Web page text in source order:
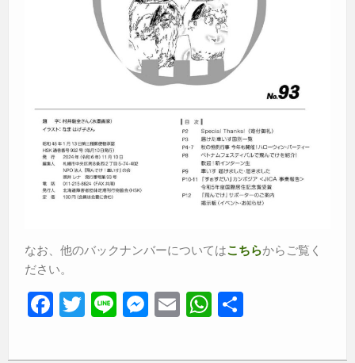
なお、他のバックナンバーについてはこちらからご覧く
ださい。
F
a
c
T
wi
tt
Li
n
e
M
e
ss
E
m
ail
W
h
at